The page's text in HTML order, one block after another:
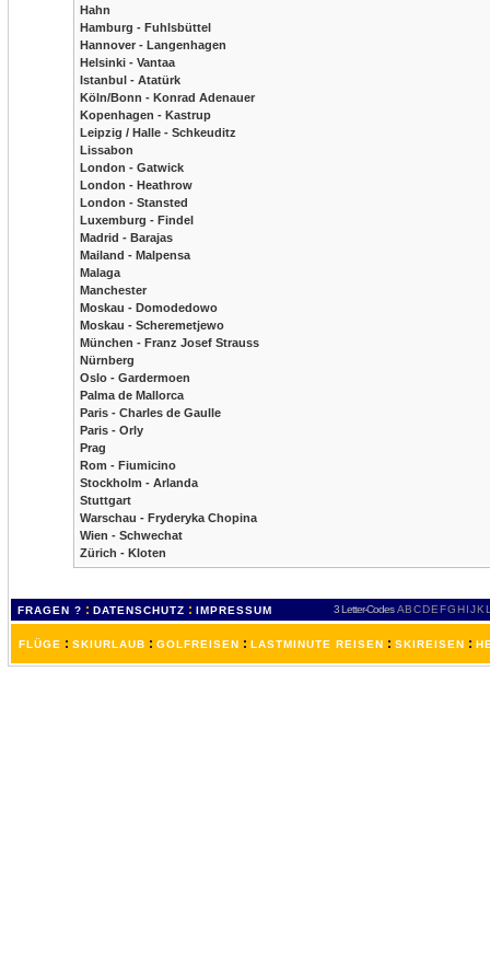
Hahn
Hamburg - Fuhlsbüttel
Hannover - Langenhagen
Helsinki - Vantaa
Istanbul - Atatürk
Köln/Bonn - Konrad Adenauer
Kopenhagen - Kastrup
Leipzig / Halle - Schkeuditz
Lissabon
London - Gatwick
London - Heathrow
London - Stansted
Luxemburg - Findel
Madrid - Barajas
Mailand - Malpensa
Malaga
Manchester
Moskau - Domodedowo
Moskau - Scheremetjewo
München - Franz Josef Strauss
Nürnberg
Oslo - Gardermoen
Palma de Mallorca
Paris - Charles de Gaulle
Paris - Orly
Prag
Rom - Fiumicino
Stockholm - Arlanda
Stuttgart
Warschau - Fryderyka Chopina
Wien - Schwechat
Zürich - Kloten
FRAGEN ? : DATENSCHUTZ : IMPRESSUM 3 Letter-Codes ABCDEFGH IJKL
FLÜGE : SKIURLAUB : GOLFREISEN : LASTMINUTE REISEN : SKIREISEN :